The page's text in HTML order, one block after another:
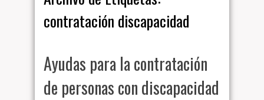
contratación discapacidad
Ayudas para la contratación
de personas con discapacidad